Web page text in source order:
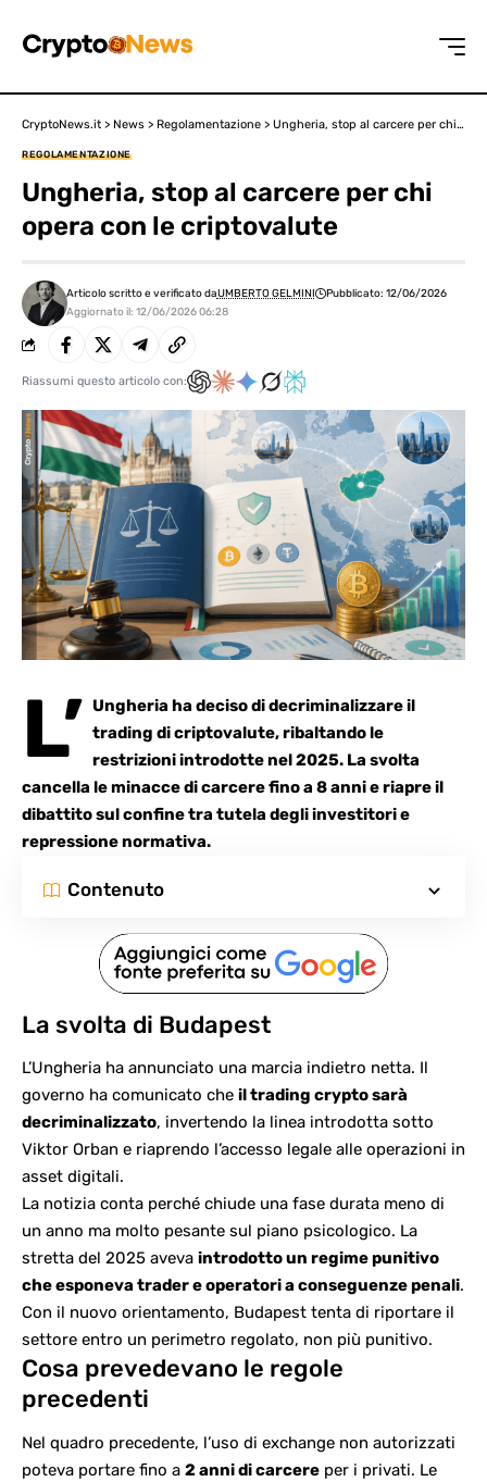
CryptoNews.it > News > Regolamentazione > Ungheria, stop al carcere per chi opera con le criptovalute
REGOLAMENTAZIONE
Ungheria, stop al carcere per chi
opera con le criptovalute
Aggiornato il: 12/06/2026 06:28
Articolo scritto e verificato daUMBERTO GELMINI Pubblicato: 12/06/2026
Riassumi questo articolo con:
L’ Ungheria ha deciso di decriminalizzare il
trading di criptovalute, ribaltando le
restrizioni introdotte nel 2025. La svolta
cancella le minacce di carcere fino a 8 anni e riapre il
dibattito sul confine tra tutela degli investitori e
repressione normativa.
Contenuto
La svolta di Budapest
L’Ungheria ha annunciato una marcia indietro netta. Il
governo ha comunicato che il trading crypto sarà
decriminalizzato, invertendo la linea introdotta sotto
Viktor Orban e riaprendo l’accesso legale alle operazioni in
asset digitali.
La notizia conta perché chiude una fase durata meno di
un anno ma molto pesante sul piano psicologico. La
stretta del 2025 aveva introdotto un regime punitivo
che esponeva trader e operatori a conseguenze penali.
Con il nuovo orientamento, Budapest tenta di riportare il
settore entro un perimetro regolato, non più punitivo.
Cosa prevedevano le regole
precedenti
Nel quadro precedente, l’uso di exchange non autorizzati
poteva portare fino a 2 anni di carcere per i privati. Le